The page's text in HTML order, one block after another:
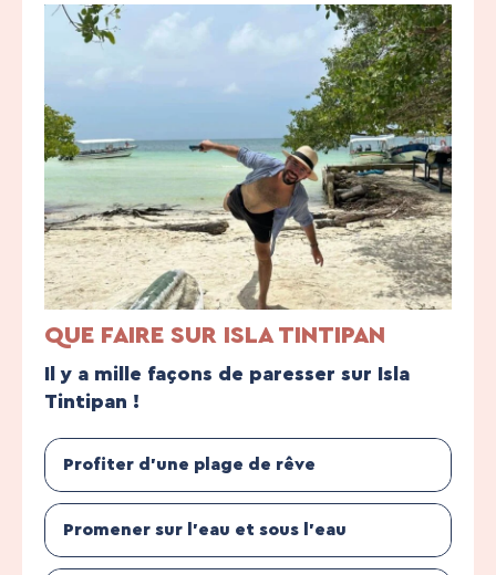
QUE FAIRE SUR ISLA TINTIPAN
Il y a mille façons de paresser sur Isla
Tintipan !
Profiter d’une plage de rêve
Promener sur l’eau et sous l’eau